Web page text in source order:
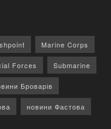
Marine Corps
Forces Submarine
Броварів
новини Фастова